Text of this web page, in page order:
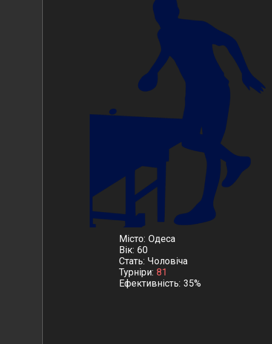
Місто Одеса
Вік 60
Стать Чоловіча
Турніри 81
Ефективність 35%